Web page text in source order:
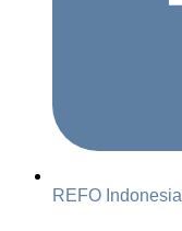
REFO Indonesia